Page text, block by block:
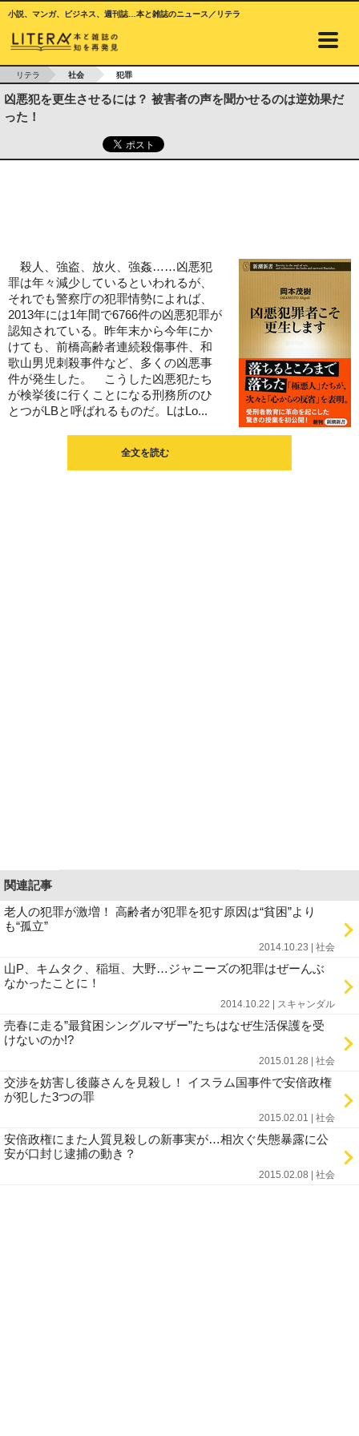
小説、マンガ、ビジネス、週刊誌…本と雑誌のニュース／リテラ
リテラ 社会 犯罪
凶悪犯を更生させるには？ 被害者の声を聞かせるのは逆効果だ
った！
殺人、強盗、放火、強姦……凶悪犯
罪は年々減少しているといわれるが、
それでも警察庁の犯罪情勢によれば、
2013年には1年間で6766件の凶悪犯罪が
認知されている。昨年末から今年にか
けても、前橋高齢者連続殺傷事件、和
歌山男児刺殺事件など、多くの凶悪事
件が発生した。 こうした凶悪犯たち
が検挙後に行くことになる刑務所のひ
とつがLBと呼ばれるものだ。LはLo...
全文を読む
関連記事
老人の犯罪が激増！ 高齢者が犯罪を犯す原因は“貧困”より
も“孤立”
2014.10.23 | 社会
山P、キムタク、稲垣、大野…ジャニーズの犯罪はぜーんぶ
なかったことに！
2014.10.22 | スキャンダル
売春に走る”最貧困シングルマザー”たちはなぜ生活保護を受
けないのか!?
2015.01.28 | 社会
交渉を妨害し後藤さんを見殺し！ イスラム国事件で安倍政権
が犯した3つの罪
2015.02.01 | 社会
安倍政権にまた人質見殺しの新事実が…相次ぐ失態暴露に公
安が口封じ逮捕の動き？
2015.02.08 | 社会